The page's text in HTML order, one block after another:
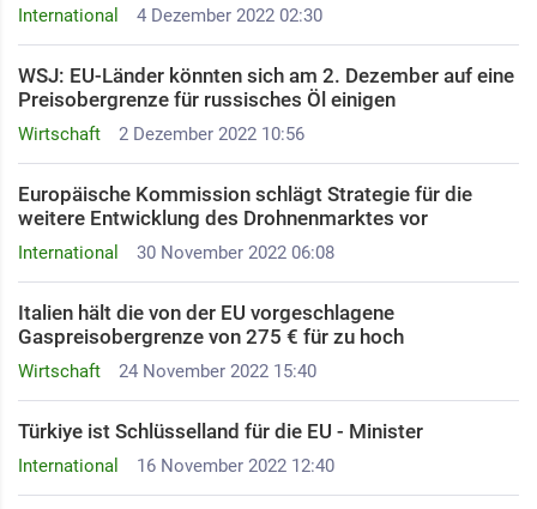
International 4 Dezember 2022 02:30
Wirtschaft 2 Dezember 2022 10:56
WSJ: EU-Länder könnten sich am 2. Dezember auf eine
Preisobergrenze für russisches Öl einigen
International 30 November 2022 06:08
Europäische Kommission schlägt Strategie für die
weitere Entwicklung des Drohnenmarktes vor
Wirtschaft 24 November 2022 15:40
Italien hält die von der EU vorgeschlagene
Gaspreisobergrenze von 275 € für zu hoch
International 16 November 2022 12:40
Türkiye ist Schlüsselland für die EU - Minister